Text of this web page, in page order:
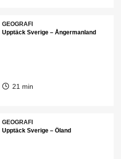
GEOGRAFI
Upptäck Sverige – Ångermanland
21 min
GEOGRAFI
Upptäck Sverige – Öland